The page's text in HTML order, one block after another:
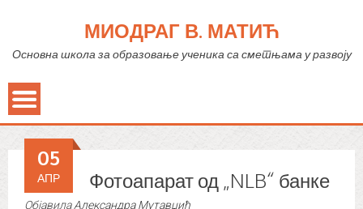
МИОДРАГ В. МАТИЋ
Основна школа за образовање ученика са сметњама у развоју
Фотоапарат од „NLB“ банке
05
АПР
ОбјавилаАлександра Мутавџић